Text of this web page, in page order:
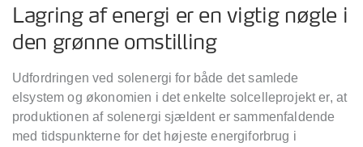
Lagring af energi er en vigtig nøgle i
den grønne omstilling
Udfordringen ved solenergi for både det samlede
elsystem og økonomien i det enkelte solcelleprojekt er, at
produktionen af solenergi sjældent er sammenfaldende
med tidspunkterne for det højeste energiforbrug i